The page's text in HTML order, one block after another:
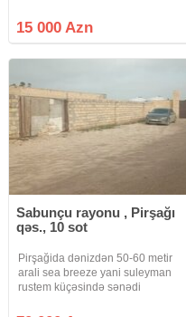
yanındadı.Real alıcılar zeng etsin
15 000 Azn
Sabunçu rayonu , Pirşağı
qəs., 10 sot
Pirşağida dənizdən 50-60 metir
arali sea breeze yani suleyman
rustem küçəsində sənədi